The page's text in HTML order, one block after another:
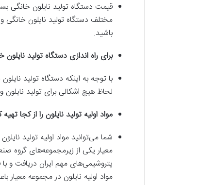
قیمت دستگاه تولید نایلون خانگی
مختلف دستگاه تولید نایلون خانگی
باشید.
برای راه اندازی دستگاه تولید
با توجه به اینکه دستگاه تولید
لحاظ هیچ اشکالی برای تولید
مواد اولیه تولید نایلون را از کجا تهیه
شما می‌توانید مواد اولیه تولید
پتروشیمی‌های مهم ایران دریافت و
مواد اولیه نایلون در مجموعه